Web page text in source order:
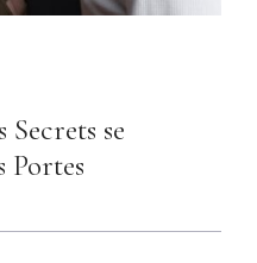
se
Portes